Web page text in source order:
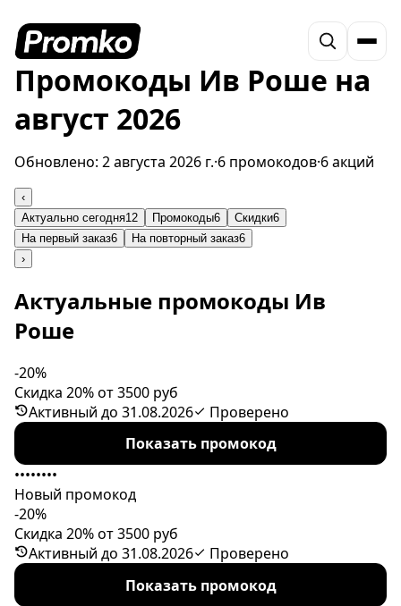
Промокоды Ив Роше на
август 2026
Обновлено: 2 августа 2026 г.·6 промокодов·6 акций
‹
Актуально сегодня12 Промокоды6 Скидки6
На первый заказ6 На повторный заказ6
›
Актуальные промокоды Ив
Роше
-20%
Скидка 20% от 3500 руб
Активный до 31.08.2026
Проверено
Показать промокод
••••••••
Новый промокод
-20%
Скидка 20% от 3500 руб
Активный до 31.08.2026
Проверено
Показать промокод